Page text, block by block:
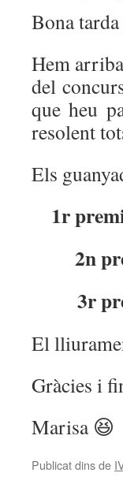
Bona
Hem
del
que heu
resolent
Els
1r
2n
3r
El
Gràcies i
Marisa 😆
Publicat dins de